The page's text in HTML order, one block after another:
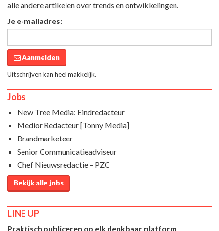
alle andere artikelen over trends en ontwikkelingen.
Je e-mailadres:
Aanmelden
Uitschrijven kan heel makkelijk.
Jobs
New Tree Media: Eindredacteur
Medior Redacteur [Tonny Media]
Brandmarketeer
Senior Communicatieadviseur
Chef Nieuwsredactie – PZC
Bekijk alle jobs
LINE UP
Praktisch publiceren op elk denkbaar platform